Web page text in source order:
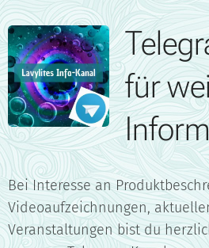
für
Bei Interesse an
Videoaufzeichnungen,
Veranstaltungen bist du